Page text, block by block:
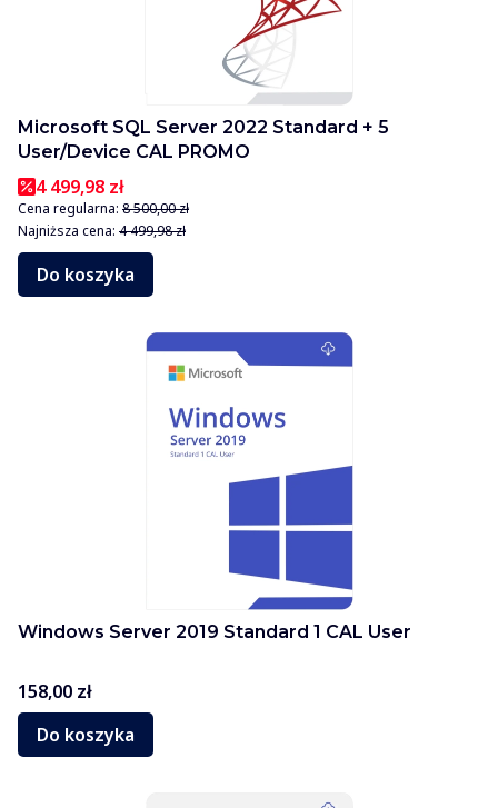
Microsoft SQL Server 2022 Standard + 5
User/Device CAL PROMO
4 499,98 zł
Cena regularna: 8 500,00 zł
Najniższa cena: 4 499,98 zł
Do koszyka
Windows Server 2019 Standard 1 CAL User
Cena
158,00 zł
Do koszyka